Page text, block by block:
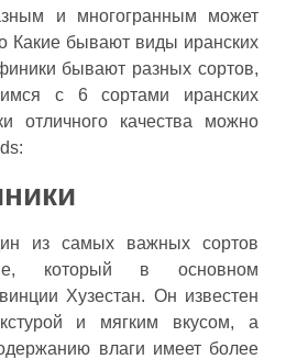
и многогранным может
Какие бывают виды иранских
бывают разных сортов,
с 6 сортами иранских
отличного качества можно
из самых важных сортов
который в основном
Хузестан. Он известен
и мягким вкусом, а
влаги имеет более